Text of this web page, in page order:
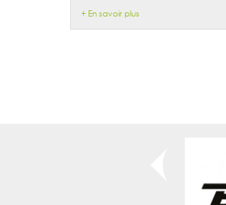
+ En savoir plus